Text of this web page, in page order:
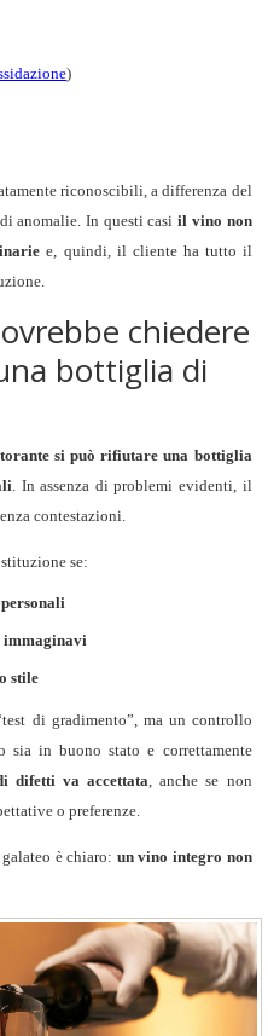
)
riconoscibili, a differenza del
anomalie. In questi casiil vino non
e, quindi, il cliente ha tutto il
chiedere
bottiglia di
si può rifiutare una bottiglia
. In assenza di problemi evidenti, il
contestazioni.
se:
immaginavi
stile
di gradimento”, ma un controllo
in buono stato e correttamente
difetti va accettata, anche se non
o preferenze.
è chiaro: un vino integro non